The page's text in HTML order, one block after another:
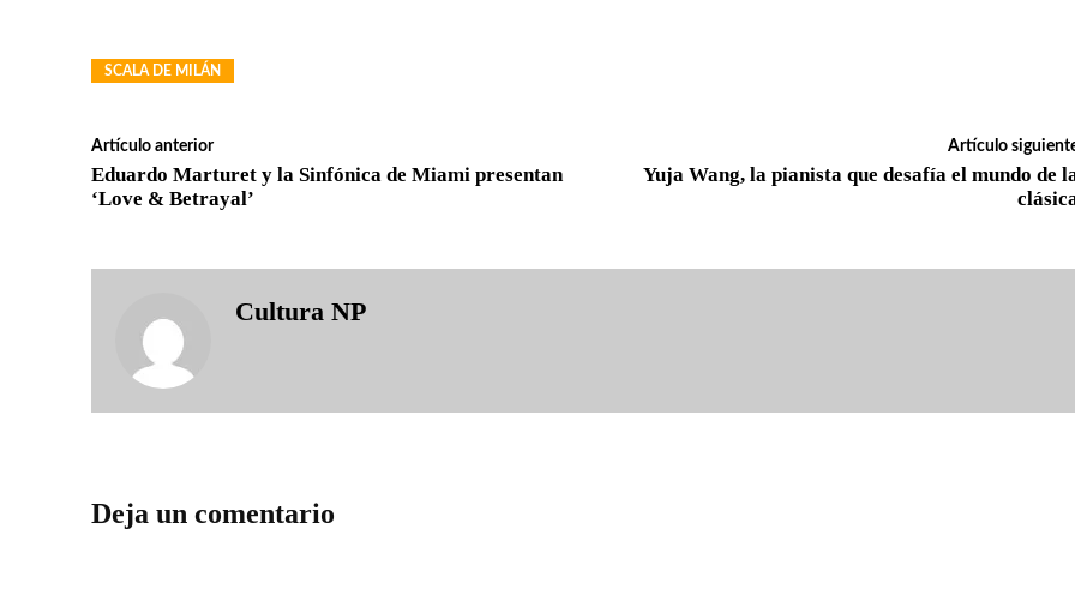
SCALA DE MILÁN
Artículo anterior
Eduardo Marturet y la Sinfónica de Miami presentan
‘Love & Betrayal’
Artículo
Yuja Wang, la pianista que desafía el mundo de
Cultura NP
Deja un comentario